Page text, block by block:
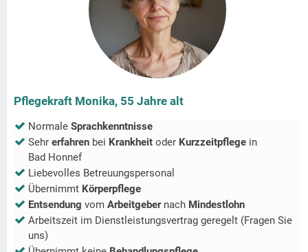
Pflegekraft Monika, 55 Jahre alt
Normale Sprachkenntnisse
Sehr erfahren bei Krankheit oder Kurzzeitpflege in
Bad Honnef
Liebevolles Betreuungspersonal
Übernimmt Körperpflege
Entsendung vom Arbeitgeber nach Mindestlohn
Arbeitszeit im Dienstleistungsvertrag geregelt (Fragen Sie
uns)